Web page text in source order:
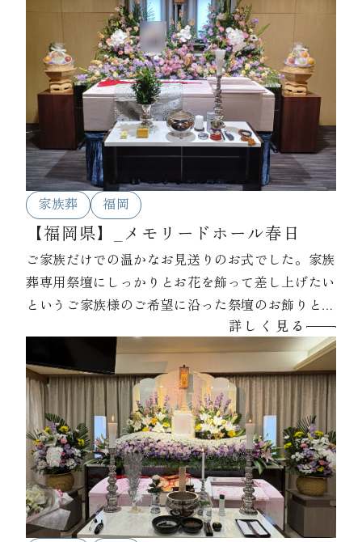
家族葬 福岡
【福岡県】_メモリードホール春日
ご家族だけでの温かなお見送りのお式でした。家族
葬専用祭壇にしっかりとお花を飾って差し上げたい
というご家族様のご希望に沿った祭壇のお飾りとな
詳しく見る